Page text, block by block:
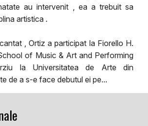
au intervenit , ea a trebuit sa
artistica .
, Ortiz a participat la Fiorello H.
of Music & Art and Performing
la Universitatea de Arte din
de a s-e face debutul ei pe...